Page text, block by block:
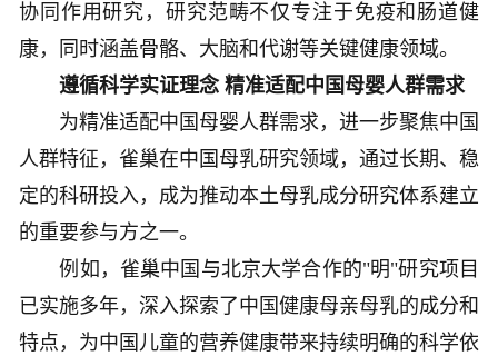
协同作用研究，研究范畴不仅专注于免疫和肠道健
康，同时涵盖骨骼、大脑和代谢等关键健康领域。
遵循科学实证理念 精准适配中国母婴人群需求
为精准适配中国母婴人群需求，进一步聚焦中国
人群特征，雀巢在中国母乳研究领域，通过长期、稳
定的科研投入，成为推动本土母乳成分研究体系建立
的重要参与方之一。
例如，雀巢中国与北京大学合作的"明"研究项目
已实施多年，深入探索了中国健康母亲母乳的成分和
特点，为中国儿童的营养健康带来持续明确的科学依